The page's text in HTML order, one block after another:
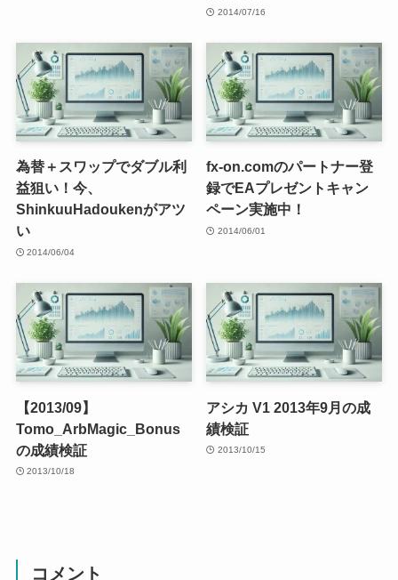
2014/07/16
為替＋スワップでダブル利
益狙い！今、
ShinkuuHadoukenがアツ
い
2014/06/04
fx-on.comのパートナー登
録でEAプレゼントキャン
ペーン実施中！
2014/06/01
【2013/09】
Tomo_ArbMagic_Bonus
の成績検証
2013/10/18
アシカ V1 2013年9月の成
績検証
2013/10/15
コメント